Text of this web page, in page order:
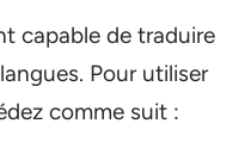
capable de traduire
Pour utiliser
comme suit :